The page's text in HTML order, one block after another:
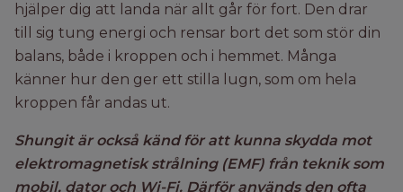
hjälper dig att landa när allt går för fort. Den drar
till sig tung energi och rensar bort det som stör din
balans, både i kroppen och i hemmet. Många
känner hur den ger ett stilla lugn, som om hela
kroppen får andas ut.
Shungit är också känd för att kunna skydda mot
elektromagnetisk strålning (EMF) från teknik som
mobil, dator och Wi-Fi. Därför används den ofta